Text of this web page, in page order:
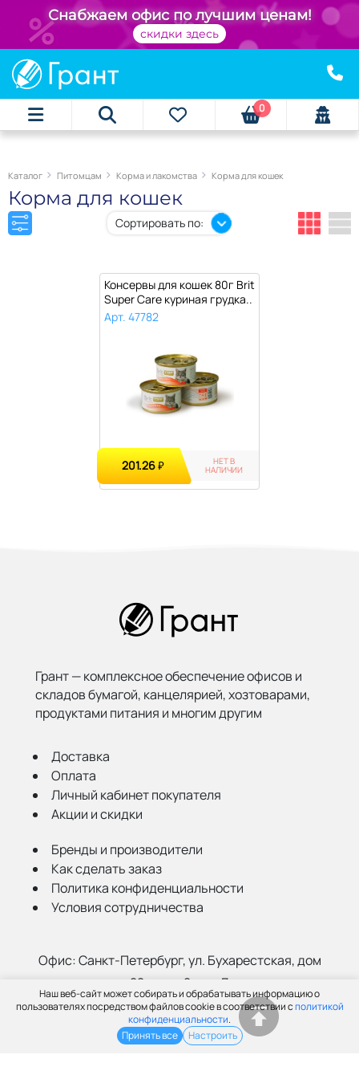
Снабжаем офис по лучшим ценам!
скидки здесь
0
Каталог Питомцам Корма и лакомства Корма для кошек
Наш веб-сайт может собирать и обрабатывать информацию о
пользователях посредством файлов cookie в соответствии сполитикой
конфиденциальности.
Принять все
Настроить
Корма для кошек
Сортировать по:
Консервы для кошек 80г Brit
Super Care куриная грудка..
Арт. 47782
201.26₽ НЕТ В
НАЛИЧИИ
Грант — комплексное обеспечение офисов и
складов бумагой, канцелярией, хозтоварами,
продуктами питания и многим другим
Доставка
Оплата
Личный кабинет покупателя
Акции и скидки
Бренды и производители
Как сделать заказ
Политика конфиденциальности
Условия сотрудничества
Офис:Санкт-Петербург, ул. Бухарестская, дом
22, корп. 2, лит Д
Склад:Санкт-Петербург, ул. Салова, 52а
(812) 402-99-91